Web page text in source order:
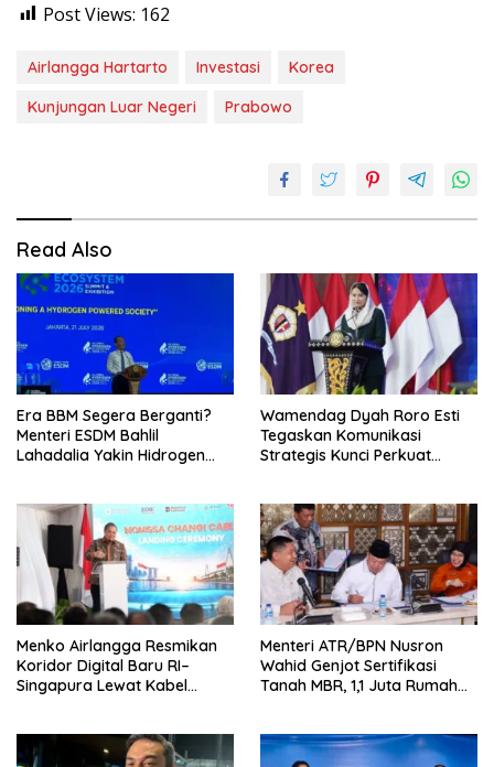
Post Views: 162
Airlangga Hartarto Investasi
Korea
Kunjungan Luar Negeri
Prabowo
Read Also
Era BBM Segera Berganti?
Menteri ESDM Bahlil
Lahadalia Yakin Hidrogen
Wamendag Dyah Roro Esti
Tegaskan Komunikasi
Strategis Kunci Perkuat
Menko Airlangga Resmikan
Koridor Digital Baru RI–
Singapura Lewat Kabel
Menteri ATR/BPN Nusron
Wahid Genjot Sertifikasi
Tanah MBR, 1,1 Juta Rumah